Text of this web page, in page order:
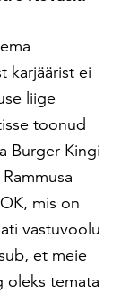
karjäärist ei
liige
toonud
Burger Kingi
mis on
vastuvoolu
et meie
oleks temata